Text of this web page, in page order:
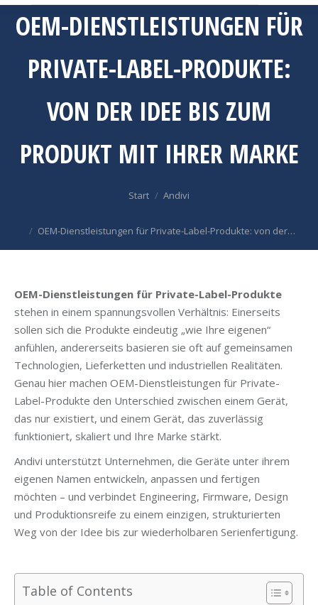
OEM-DIENSTLEISTUNGEN FÜR
PRIVATE-LABEL-PRODUKTE:
VON DER IDEE BIS ZUM
PRODUKT MIT IHRER MARKE
Start Andivi
OEM-Dienstleistungen für Private-Label-Produkte: von der…
OEM-Dienstleistungen für Private-Label-Produkte
stehen in einem spannungsvollen Verhältnis: Einerseits
sollen sich die Produkte eindeutig „wie Ihre eigenen“
anfühlen, andererseits basieren sie oft auf gemeinsamen
Technologien, Lieferketten und industriellen Realitäten.
Genau hier machen OEM-Dienstleistungen für Private-
Label-Produkte den Unterschied zwischen einem Gerät,
das nur existiert, und einem Gerät, das zuverlässig
funktioniert, skaliert und Ihre Marke stärkt.
Andivi unterstützt Unternehmen, die Geräte unter ihrem
eigenen Namen entwickeln, anpassen und fertigen
möchten – und verbindet Engineering, Firmware, Design
und Produktionsreife zu einem einzigen, strukturierten
Weg von der Idee bis zur wiederholbaren Serienfertigung.
Table of Contents